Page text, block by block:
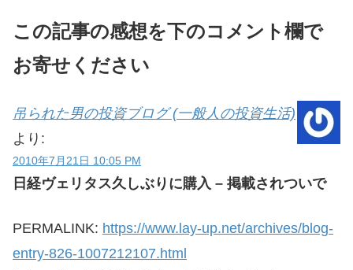
この記事の感想を下のコメント欄で
お寄せください
吊られた男の投資ブログ (一般人の投資生活)
より:
2010年7月21日 10:05 PM
日経ヴェリタス久しぶりに購入 – 掲載されついで
PERMALINK: https://www.lay-up.net/archives/blog-
entry-826-1007212107.html